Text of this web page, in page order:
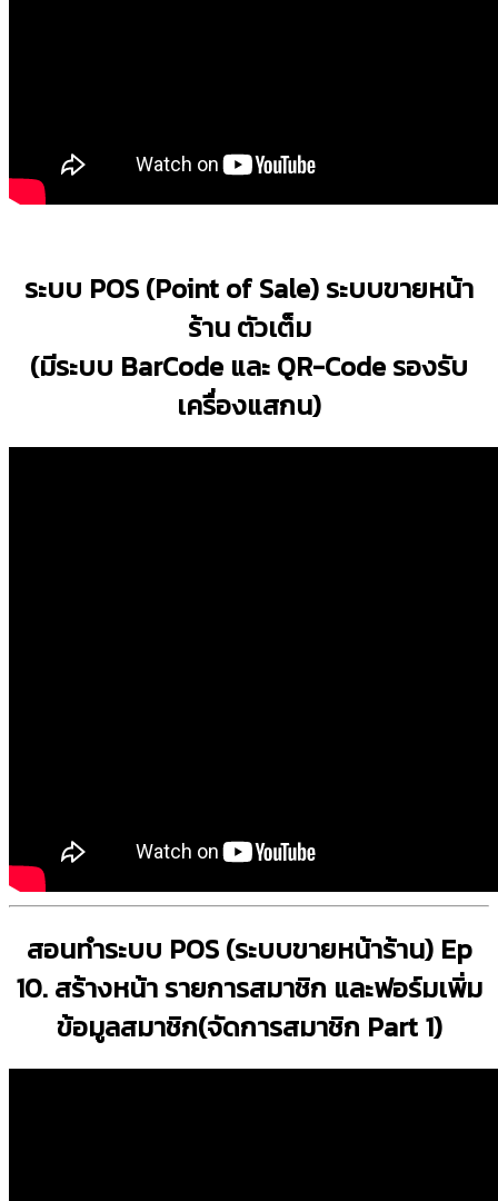
ระบบ POS (Point of Sale) ระบบขายหน้า
ร้าน ตัวเต็ม
(มีระบบ BarCode และ QR-Code รองรับ
เครื่องแสกน)
สอนทำระบบ POS (ระบบขายหน้าร้าน) Ep
10. สร้างหน้า รายการสมาชิก และฟอร์มเพิ่ม
ข้อมูลสมาชิก(จัดการสมาชิก Part 1)